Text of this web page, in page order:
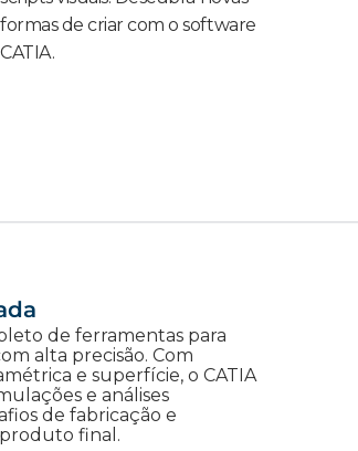
formas de criar com o software
CATIA.
de ferramentas para
alta precisão. Com
e superfície, o CATIA
e análises
de fabricação e
final.